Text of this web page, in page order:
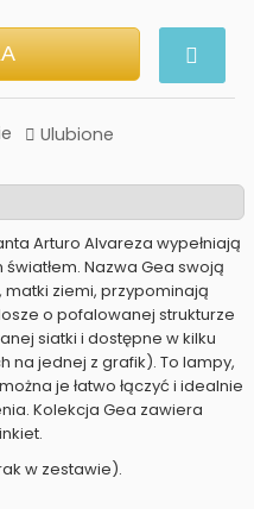
Ulubione
Arturo Alvareza wypełniają
Nazwa Gea swoją
matki ziemi, przypominają
o pofalowanej strukturze
siatki i dostępne w kilku
jednej z grafik). To lampy,
je łatwo łączyć i idealnie
Kolekcja Gea zawiera
w zestawie).